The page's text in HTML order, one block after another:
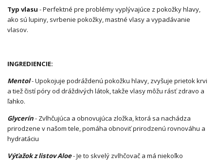
Typ vlasu - Perfektné pre problémy vyplývajúce z pokožky hlavy,
ako sú lupiny, svrbenie pokožky, mastné vlasy a vypadávanie
vlasov.
INGREDIENCIE:
Mentol- Upokojuje podráždenú pokožku hlavy, zvyšuje prietok krvi
a tiež čistí póry od dráždivých látok, takže vlasy môžu rásť zdravo a
ľahko.
Glycerín- Zvlhčujúca a obnovujúca zložka, ktorá sa nachádza
prirodzene v našom tele, pomáha obnoviť prirodzenú rovnováhu a
hydratáciu
Výťažok z listov Aloe- Je to skvelý zvlhčovač a má niekoľko